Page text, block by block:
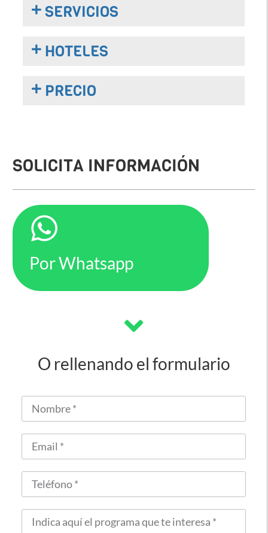
SERVICIOS
HOTELES
PRECIO
SOLICITA INFORMACIÓN
Por Whatsapp
O rellenando el formulario